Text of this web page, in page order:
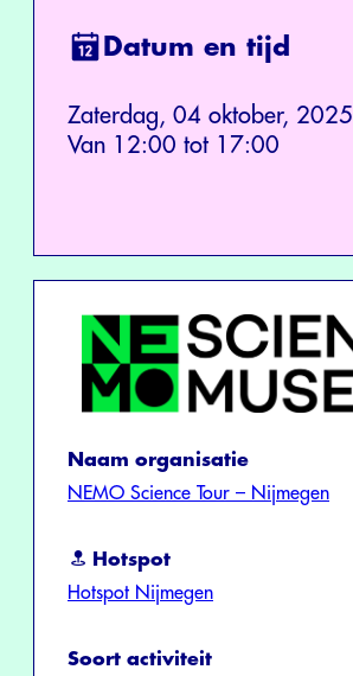
Datum en tijd
Zaterdag, 04 oktober, 2025
Van 12:00 tot 17:00
Naam organisatie
NEMO Science Tour – Nijmegen
Hotspot
Hotspot Nijmegen
Soort activiteit